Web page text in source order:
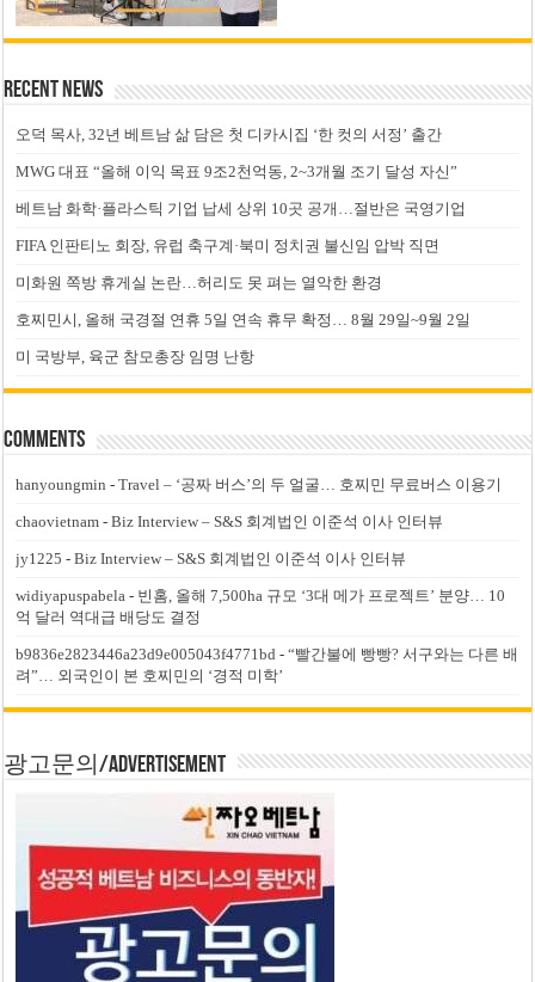
Recent News
오덕 목사, 32년 베트남 삶 담은 첫 디카시집 ‘한 컷의 서정’ 출간
MWG 대표 “올해 이익 목표 9조2천억동, 2~3개월 조기 달성 자신”
베트남 화학·플라스틱 기업 납세 상위 10곳 공개…절반은 국영기업
FIFA 인판티노 회장, 유럽 축구계·북미 정치권 불신임 압박 직면
미화원 쪽방 휴게실 논란…허리도 못 펴는 열악한 환경
호찌민시, 올해 국경절 연휴 5일 연속 휴무 확정… 8월 29일~9월 2일
미 국방부, 육군 참모총장 임명 난항
Comments
hanyoungmin -Travel – ‘공짜 버스’의 두 얼굴… 호찌민 무료버스 이용기
chaovietnam -Biz Interview – S&S 회계법인 이준석 이사 인터뷰
jy1225 -Biz Interview – S&S 회계법인 이준석 이사 인터뷰
widiyapuspabela - 빈홈, 올해 7,500ha 규모 ‘3대 메가 프로젝트’ 분양… 10
억 달러 역대급 배당도 결정
b9836e2823446a23d9e005043f4771bd -“빨간불에 빵빵? 서구와는 다른 배
려”… 외국인이 본 호찌민의 ‘경적 미학’
광고문의/Advertisement